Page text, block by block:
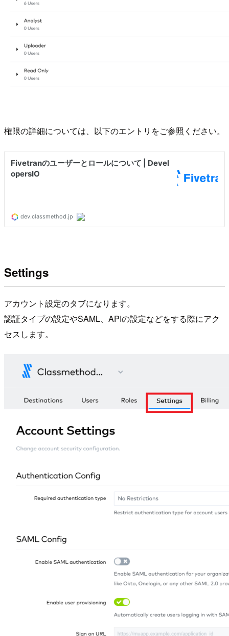
権限の詳細については、以下のエントリをご参照ください。
Settings
アカウント設定のタブになります。
認証タイプの設定やSAML、APIの設定などをする際にアク
セスします。